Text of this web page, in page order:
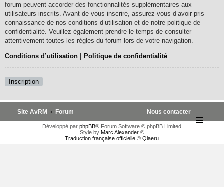
forum peuvent accorder des fonctionnalités supplémentaires aux
utilisateurs inscrits. Avant de vous inscrire, assurez-vous d’avoir pris
connaissance de nos conditions d’utilisation et de notre politique de
confidentialité. Veuillez également prendre le temps de consulter
attentivement toutes les règles du forum lors de votre navigation.
Conditions d’utilisation Politique de confidentialité
Inscription
Site AvRM Forum Nous contacter
Développé par phpBB® Forum Software © phpBB Limited
Style by Marc Alexander©
Traduction française officielle © Qiaeru